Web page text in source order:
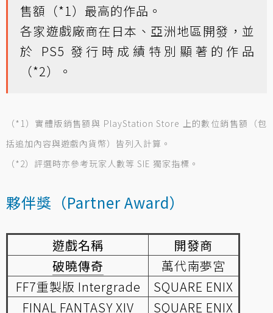
售額（*1）最高的作品。
各家遊戲廠商在日本、亞洲地區開發，並
於 PS5 發行時成績特別顯著的作品
（*2）。
（*1）實體版銷售額與 PlayStation Store 上的數位銷售額（包
括追加內容與遊戲內貨幣）皆列入計算。
（*2）評選時亦參考玩家人數等 SIE 獨家指標。
夥伴獎（Partner Award）
遊戲名稱
開發商
破曉傳奇
萬代南夢宮
FF7重製版 Intergrade
SQUARE ENIX
FINAL FANTASY XIV
SQUARE ENIX